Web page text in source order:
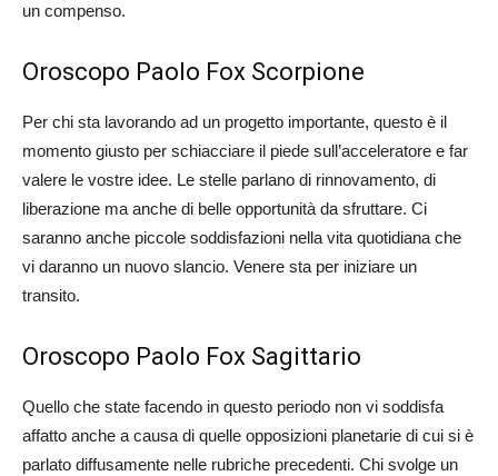
un compenso.
Oroscopo Paolo Fox Scorpione
Per chi sta lavorando ad un progetto importante, questo è il
momento giusto per schiacciare il piede sull’acceleratore e far
valere le vostre idee. Le stelle parlano di rinnovamento, di
liberazione ma anche di belle opportunità da sfruttare. Ci
saranno anche piccole soddisfazioni nella vita quotidiana che
vi daranno un nuovo slancio. Venere sta per iniziare un
transito.
Oroscopo Paolo Fox Sagittario
Quello che state facendo in questo periodo non vi soddisfa
affatto anche a causa di quelle opposizioni planetarie di cui si è
parlato diffusamente nelle rubriche precedenti. Chi svolge un